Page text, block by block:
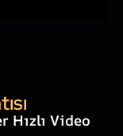
Hızlı Video